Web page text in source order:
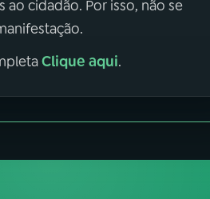
cidadão. Por isso, não se
Clique aqui.